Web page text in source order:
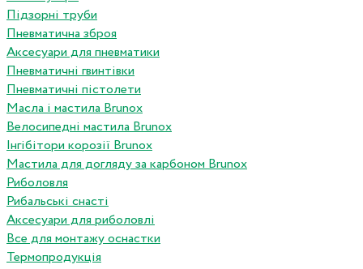
Підзорні труби
Пневматична зброя
Аксесуари для пневматики
Пневматичні гвинтівки
Пневматичні пістолети
Масла і мастила Brunox
Велосипедні мастила Brunox
Інгібітори корозії Brunox
Мастила для догляду за карбоном Brunox
Риболовля
Рибальські снасті
Аксесуари для риболовлі
Все для монтажу оснастки
Термопродукція